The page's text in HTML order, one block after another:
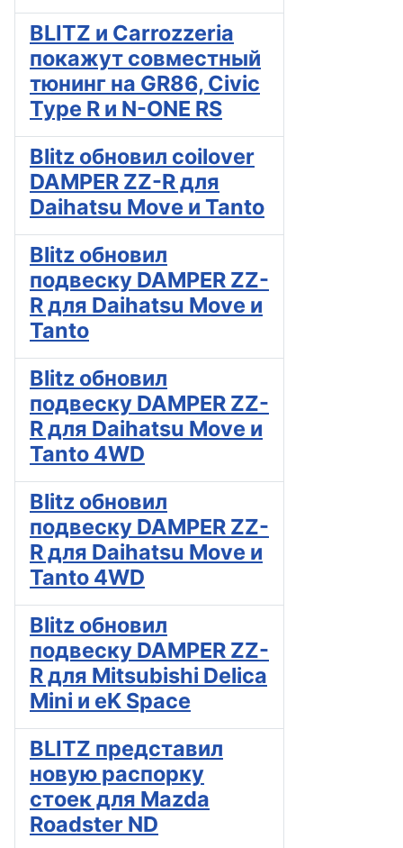
BLITZ и Carrozzeria
покажут совместный
тюнинг на GR86, Civic
Type R и N-ONE RS
Blitz обновил coilover
DAMPER ZZ-R для
Daihatsu Move и Tanto
Blitz обновил
подвеску DAMPER ZZ-
R для Daihatsu Move и
Tanto
Blitz обновил
подвеску DAMPER ZZ-
R для Daihatsu Move и
Tanto 4WD
Blitz обновил
подвеску DAMPER ZZ-
R для Daihatsu Move и
Tanto 4WD
Blitz обновил
подвеску DAMPER ZZ-
R для Mitsubishi Delica
Mini и eK Space
BLITZ представил
новую распорку
стоек для Mazda
Roadster ND